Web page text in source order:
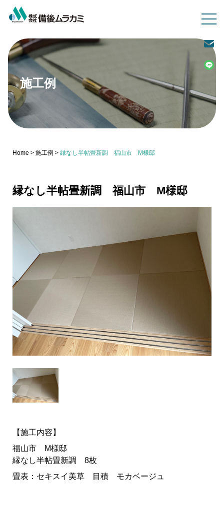
施工例
Home > 施工例 > 縁なし半帖畳新調 福山市 M様邸
縁なし半帖畳新調 福山市 M様邸
【施工内容】
福山市 M様邸
縁なし半帖畳新調 8枚
畳表：セキスイ美草 目積 モカベージュ